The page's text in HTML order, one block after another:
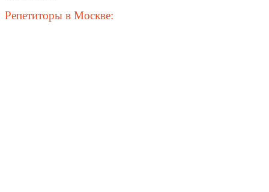
Репетиторы в Москве: